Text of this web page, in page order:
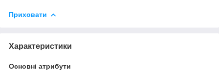
Приховати
Характеристики
Основні атрибути